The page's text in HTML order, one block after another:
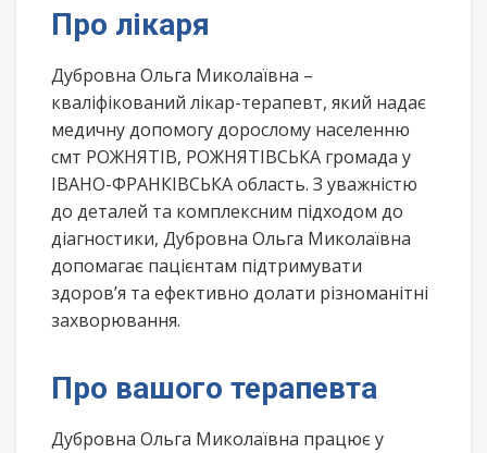
Про лікаря
Дубровна Ольга Миколаївна –
кваліфікований лікар-терапевт, який надає
медичну допомогу дорослому населенню
смт РОЖНЯТІВ, РОЖНЯТІВСЬКА громада у
ІВАНО-ФРАНКІВСЬКА область. З уважністю
до деталей та комплексним підходом до
діагностики, Дубровна Ольга Миколаївна
допомагає пацієнтам підтримувати
здоров’я та ефективно долати різноманітні
захворювання.
Про вашого терапевта
Дубровна Ольга Миколаївна працює у